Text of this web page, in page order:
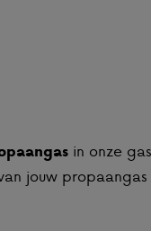
in onze
jouw